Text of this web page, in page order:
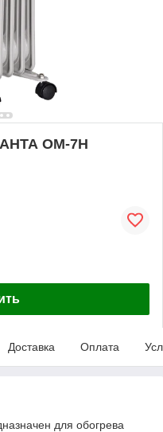
ОМ-7Н
Доставка Оплата
для обогрева